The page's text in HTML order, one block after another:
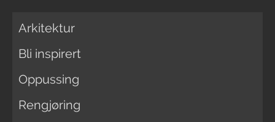
Arkitektur
Bli inspirert
Oppussing
Rengjøring